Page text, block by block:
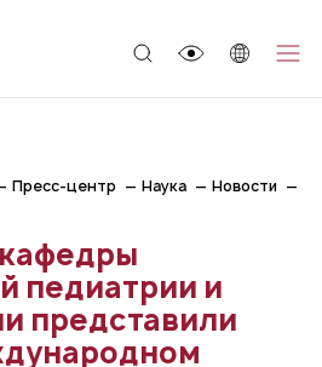
Пресс-центр Наука
Новости
педиатрии и
представили